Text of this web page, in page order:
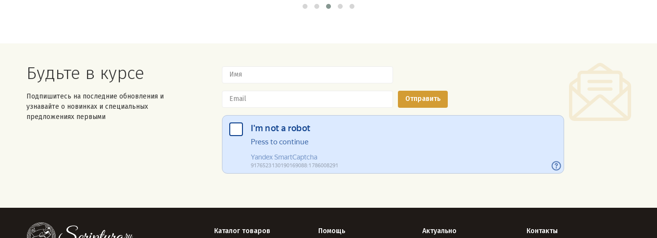
Будьте в курсе
Подпишитесь на последние обновления и
узнавайте о новинках и специальных
предложениях первыми
Каталог товаров Помощь Актуально Контакты